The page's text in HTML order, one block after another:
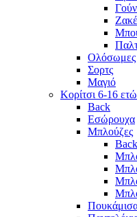
Σορτς
Μαγιό
Κορίτσι 6-16
Back
Εσώρουχα
Μπλούζες
Back